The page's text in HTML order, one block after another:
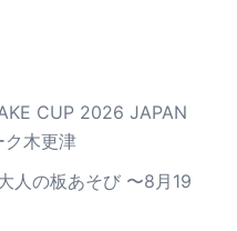
CUP 2026 JAPAN
ク木更津
人の板あそび 〜8月19